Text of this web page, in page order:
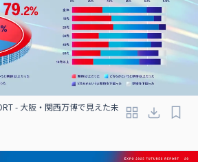
- 大阪・関西万博で見えた未